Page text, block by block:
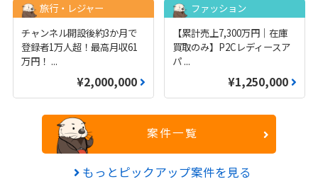
旅行・レジャー
チャンネル開設後約3か月で
登録者1万人超！最高月収61
万円！ ...
¥2,000,000
ファッション
【累計売上7,300万円｜在庫
買取のみ】P2Cレディースア
パ ...
¥1,250,000
案件一覧
もっとピックアップ案件を見る